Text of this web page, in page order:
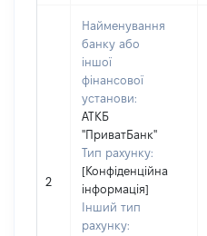
2
Найменування
банку або
іншої
фінансової
установи:
АТКБ
''ПриватБанк''
Тип рахунку:
[Конфіденційна
інформація]
Інший тип
рахунку: